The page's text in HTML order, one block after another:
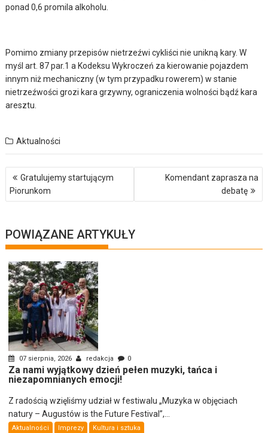
ponad 0,6 promila alkoholu.
Pomimo zmiany przepisów nietrzeźwi cykliści nie unikną kary. W
myśl art. 87 par.1 a Kodeksu Wykroczeń za kierowanie pojazdem
innym niż mechaniczny (w tym przypadku rowerem) w stanie
nietrzeźwości grozi kara grzywny, ograniczenia wolności bądź kara
aresztu.
Aktualności
Nawigacja
wpisu
Gratulujemy startującym
Piorunkom
Komendant zaprasza na
debatę
POWIĄZANE ARTYKUŁY
07 sierpnia, 2026 redakcja 0
Za nami wyjątkowy dzień pełen muzyki, tańca i
niezapomnianych emocji!
Z radością wzięliśmy udział w festiwalu „Muzyka w objęciach
natury – Augustów is the Future Festival”,...
Aktualności Imprezy Kultura i sztuka